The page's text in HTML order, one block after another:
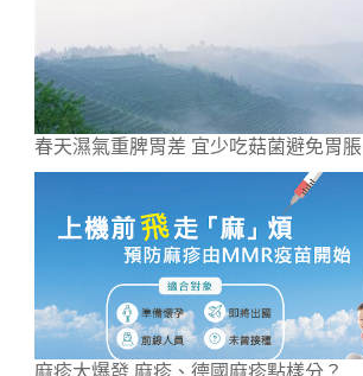
春天濕氣重脾胃差 宜少吃菇菌避免胃脹